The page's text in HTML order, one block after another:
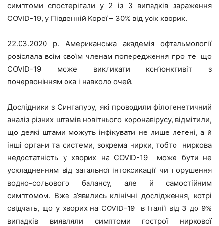
симптоми спостерігали у 2 із 3 випадків зараження
COVID-19, у Південній Кореї – 30% від усіх хворих.
22.03.2020 р. Американська академія офтальмології
розіслала всім своїм членам попередження про те, що
COVID-19 може викликати кон’юнктивіт з
почервонінням ока і навколо очей.
Дослідники з Сингапуру, які проводили філогенетичний
аналіз різних штамів новітнього коронавірусу, відмітили,
що деякі штами можуть інфікувати не лише легені, а й
інші органи та системи, зокрема нирки, тобто ниркова
недостатність у хворих на COVID-19 може бути не
ускладненням від загальної інтоксикації чи порушення
водно-сольового балансу, але й самостійним
симптомом. Вже з’явились клінічні дослідження, котрі
свідчать, що у хворих на COVID-19 в Італії від 3 до 9%
випадків виявляли симптоми гострої ниркової